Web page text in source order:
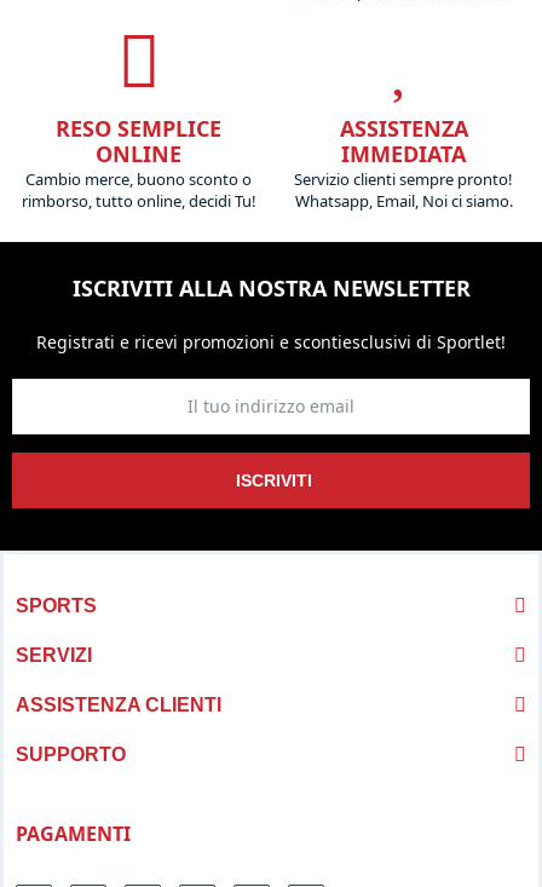
RESO SEMPLICE
ONLINE
Cambio merce, buono sconto o
rimborso, tutto online, decidi Tu!
ASSISTENZA
IMMEDIATA
Servizio clienti sempre pronto!
Whatsapp, Email, Noi ci siamo.
ISCRIVITI ALLA NOSTRA NEWSLETTER
Registrati e ricevi promozioni e scontiesclusivi di Sportlet!
ISCRIVITI
SPORTS
SERVIZI
ASSISTENZA CLIENTI
SUPPORTO
PAGAMENTI